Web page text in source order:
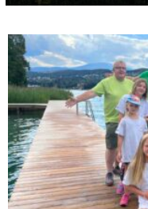
MORE
STORIES